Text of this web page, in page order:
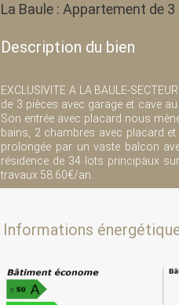
La Baule : Appartement de
Description du bien
EXCLUSIVITE A LA BAULE-
de 3 pièces avec garage et cave
Son entrée avec placard nous
bains, 2 chambres avec placard
prolongée par un vaste balcon
résidence de 34 lots principaux
travaux 58.60€/an.
Informations